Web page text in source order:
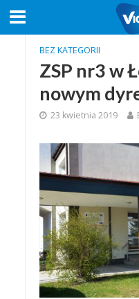
BEZ KATEGORII
ZSP nr3 w
nowym
23 kwietnia 2019